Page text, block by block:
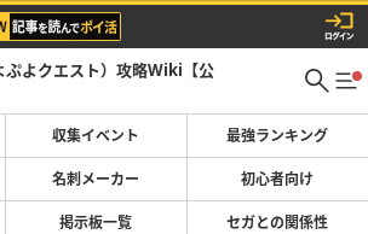
ぷよクエスト）攻略Wiki【公
収集イベント 最強ランキング
名刺メーカー 初心者向け
掲示板一覧 セガとの関係性